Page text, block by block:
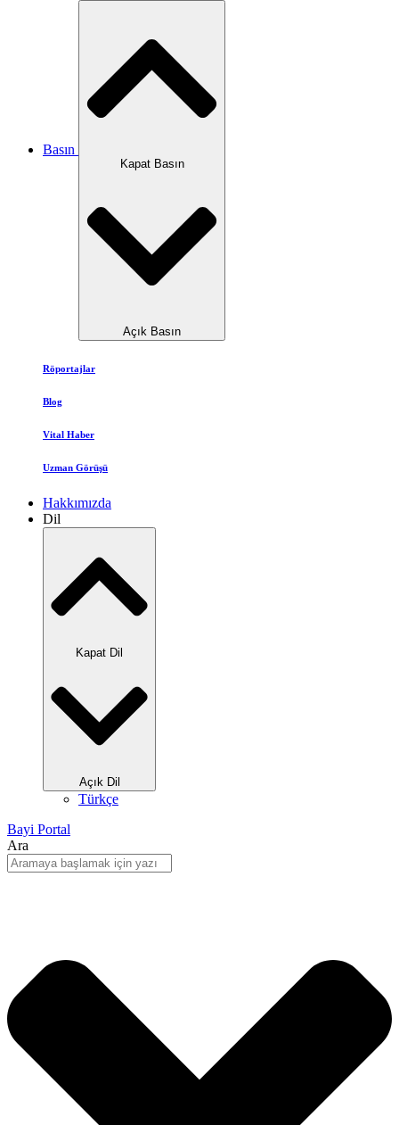
Basın
Kapat Basın
Açık Basın
Röportajlar
Blog
Vital Haber
Uzman Görüşü
Hakkımızda
Dil
Kapat Dil
Açık Dil
Türkçe
Bayi Portal
Ara